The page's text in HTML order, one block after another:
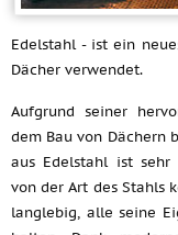
Edelstahl - ist ein
Dächer verwendet.
Aufgrund seiner
dem Bau von Dächern
aus Edelstahl ist sehr
von der Art des Stahls
langlebig, alle seine